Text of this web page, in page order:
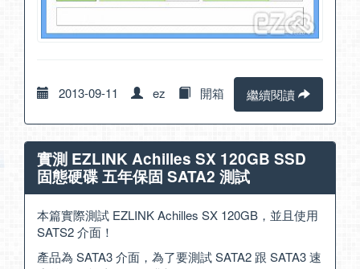
2013-09-11 ez 開箱 繼續閱讀
實測 EZLINK Achilles SX 120GB SSD
固態硬碟 五年保固 SATA2 測試
本篇實際測試 EZLINK Achilles SX 120GB，並且使用
SATS2 介面！
產品為 SATA3 介面，為了要測試 SATA2 跟 SATA3 速